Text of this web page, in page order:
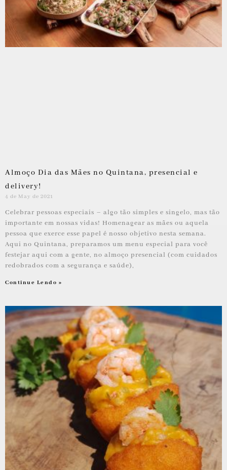
Almoço Dia das Mães no Quintana, presencial e
delivery!
4 de May de 2021
Celebrar pessoas especiais – algo tão simples e singelo, mas tão
importante em nossas vidas! Homenagear as mães ou aquela
pessoa que exerce esse papel é nosso objetivo nesta semana.
Aqui no Quintana, preparamos um menu especial para você
festejar aqui com a gente, no almoço presencial (com cuidados
redobrados com a segurança e saúde),
Continue Lendo »